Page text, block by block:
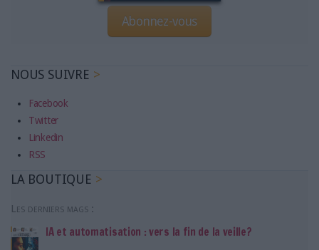
Abonnez-vous
NOUS SUIVRE
Facebook
Twitter
Linkedin
RSS
LA BOUTIQUE
Les derniers mags :
IA et automatisation : vers la fin de la veille?